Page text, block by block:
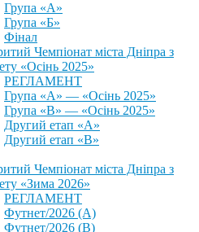
Група «А»
Група «Б»
Фінал
Чемпіонат міста Дніпра з
«Осінь 2025»
РЕГЛАМЕНТ
Група «А» — «Осінь 2025»
Група «В» — «Осінь 2025»
Другий етап «А»
Другий етап «В»
Чемпіонат міста Дніпра з
«Зима 2026»
РЕГЛАМЕНТ
Футнет/2026 (А)
Футнет/2026 (В)